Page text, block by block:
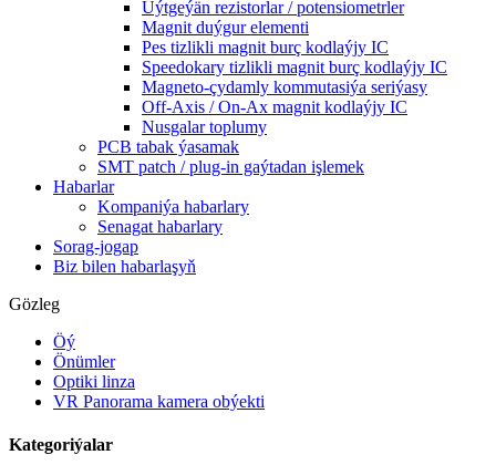
Üýtgeýän rezistorlar / potensiometrler
Magnit duýgur elementi
Pes tizlikli magnit burç kodlaýjy IC
Speedokary tizlikli magnit burç kodlaýjy IC
Magneto-çydamly kommutasiýa seriýasy
Off-Axis / On-Ax magnit kodlaýjy IC
Nusgalar toplumy
PCB tabak ýasamak
SMT patch / plug-in gaýtadan işlemek
Habarlar
Kompaniýa habarlary
Senagat habarlary
Sorag-jogap
Biz bilen habarlaşyň
Gözleg
Öý
Önümler
Optiki linza
VR Panorama kamera obýekti
Kategoriýalar